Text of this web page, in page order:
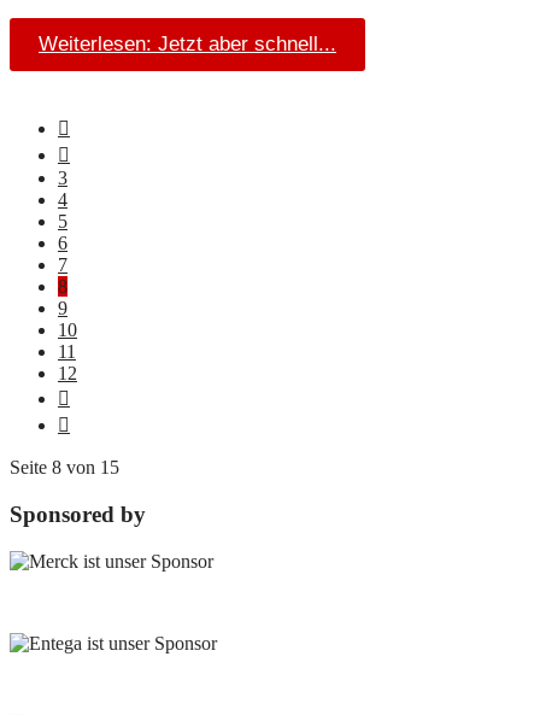
Weiterlesen: Jetzt aber schnell...
3
4
5
6
7
8
9
10
11
12
Seite 8 von 15
Sponsored by